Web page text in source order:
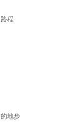
程
地步